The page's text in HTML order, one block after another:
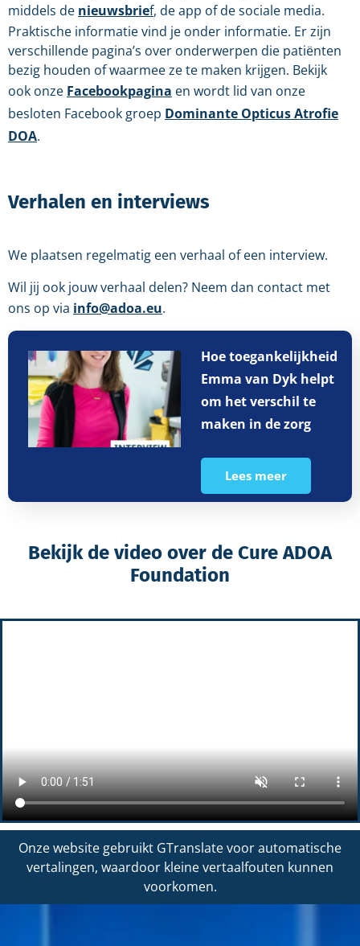
middels de nieuwsbrief, de app of de sociale media.
Praktische informatie vind je onder informatie. Er zijn
verschillende pagina’s over onderwerpen die patiënten
bezig houden of waarmee ze te maken krijgen. Bekijk
ook onze Facebookpagina en wordt lid van onze
besloten Facebook groep Dominante Opticus Atrofie
DOA.
Verhalen en interviews
We plaatsen regelmatig een verhaal of een interview.
Wil jij ook jouw verhaal delen? Neem dan contact met
ons op via info@adoa.eu.
Hoe toegankelijkheid
Emma van Dyk helpt
om het verschil te
maken in de zorg
Lees meer
Bekijk de video over de Cure ADOA
Foundation
Onze website gebruikt GTranslate voor automatische
vertalingen, waardoor kleine vertaalfouten kunnen
voorkomen.